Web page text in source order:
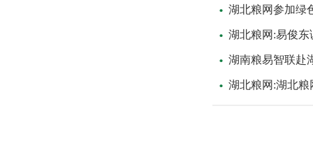
湖北粮网参加绿
湖北粮网:易俊
湖南粮易智联赴
湖北粮网:湖北粮